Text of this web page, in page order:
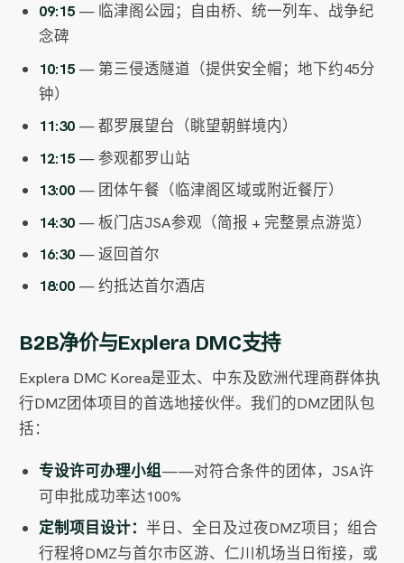
09:15— 临津阁公园；自由桥、统一列车、战争纪
念碑
10:15— 第三侵透隧道（提供安全帽；地下约45分
钟）
11:30— 都罗展望台（眺望朝鲜境内）
12:15— 参观都罗山站
13:00— 团体午餐（临津阁区域或附近餐厅）
14:30— 板门店JSA参观（简报 + 完整景点游览）
16:30— 返回首尔
18:00— 约抵达首尔酒店
B2B净价与Explera DMC支持
Explera DMC Korea是亚太、中东及欧洲代理商群体执
行DMZ团体项目的首选地接伙伴。我们的DMZ团队包
括：
专设许可办理小组——对符合条件的团体，JSA许
可申批成功率达100%
定制项目设计： 半日、全日及过夜DMZ项目；组合
行程将DMZ与首尔市区游、仁川机场当日衔接，或